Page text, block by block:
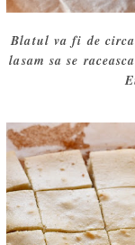
Blatul va fi de
lasam sa se